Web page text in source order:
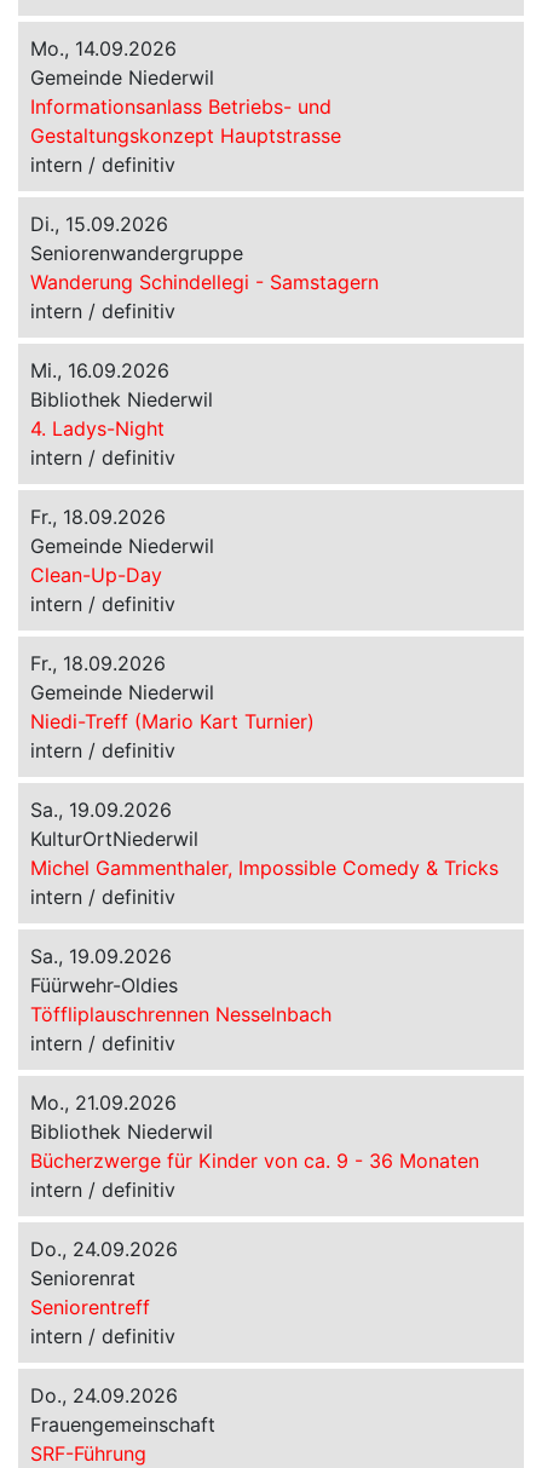
Mo., 14.09.2026
Gemeinde Niederwil
Informationsanlass Betriebs- und
Gestaltungskonzept Hauptstrasse
intern / definitiv
Di., 15.09.2026
Seniorenwandergruppe
Wanderung Schindellegi - Samstagern
intern / definitiv
Mi., 16.09.2026
Bibliothek Niederwil
4. Ladys-Night
intern / definitiv
Fr., 18.09.2026
Gemeinde Niederwil
Clean-Up-Day
intern / definitiv
Fr., 18.09.2026
Gemeinde Niederwil
Niedi-Treff (Mario Kart Turnier)
intern / definitiv
Sa., 19.09.2026
KulturOrtNiederwil
Michel Gammenthaler, Impossible Comedy & Tricks
intern / definitiv
Sa., 19.09.2026
Füürwehr-Oldies
Töffliplauschrennen Nesselnbach
intern / definitiv
Mo., 21.09.2026
Bibliothek Niederwil
Bücherzwerge für Kinder von ca. 9 - 36 Monaten
intern / definitiv
Do., 24.09.2026
Seniorenrat
Seniorentreff
intern / definitiv
Do., 24.09.2026
Frauengemeinschaft
SRF-Führung